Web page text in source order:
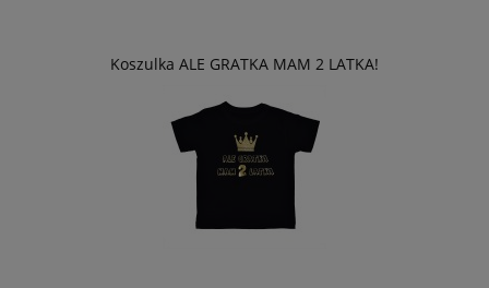
Koszulka ALE GRATKA MAM 2 LATKA!